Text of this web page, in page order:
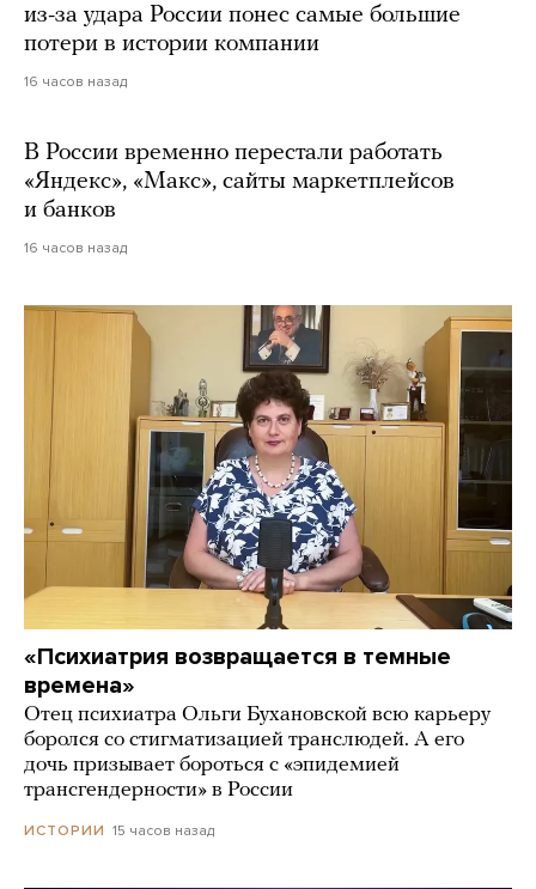
из-за удара России понес самые большие
потери в истории компании
16 часов назад
В России временно перестали работать
«Яндекс», «Макс», сайты маркетплейсов
и банков
16 часов назад
«Психиатрия возвращается в темные
времена»
Отец психиатра Ольги Бухановской всю карьеру
боролся со стигматизацией транслюдей. А его
дочь призывает бороться с «эпидемией
трансгендерности» в России
ИСТОРИИ 15 часов назад